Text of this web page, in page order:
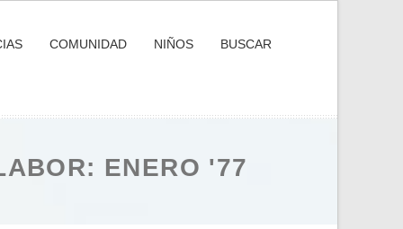
COMUNIDAD NIÑOS BUSCAR
ENERO '77